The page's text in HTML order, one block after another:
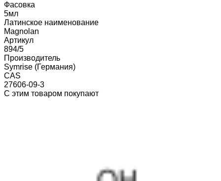
Фасовка
5мл
Латинское наименование
Magnolan
Артикул
894/5
Производитель
Symrise (Германия)
CAS
27606-09-3
С этим товаром покупают